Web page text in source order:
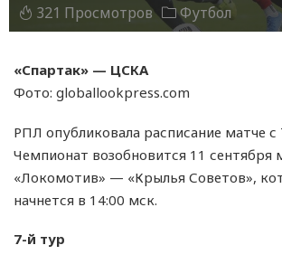
321 Просмотров Футбол
«Спартак» — ЦСКА
Фото: globallookpress.com
РПЛ опубликовала расписание матче
Чемпионат возобновится 11 сентября
«Локомотив» — «Крылья Советов»,
начнется в 14:00 мск.
7-й тур